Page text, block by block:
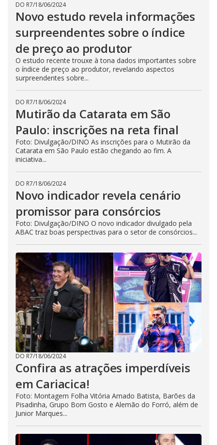
DO R7/18/06/2024
Novo estudo revela informações
surpreendentes sobre o índice
de preço ao produtor
O estudo recente trouxe à tona dados importantes sobre
o índice de preço ao produtor, revelando aspectos
surpreendentes sobre...
DO R7/18/06/2024
Mutirão da Catarata em São
Paulo: inscrições na reta final
Foto: Divulgação/DINO As inscrições para o Mutirão da
Catarata em São Paulo estão chegando ao fim. A
iniciativa...
DO R7/18/06/2024
Novo indicador revela cenário
promissor para consórcios
Foto: Divulgação/DINO O novo indicador divulgado pela
ABAC traz boas perspectivas para o setor de consórcios...
DO R7/18/06/2024
Confira as atrações imperdíveis
em Cariacica!
Foto: Montagem Folha Vitória Amado Batista, Barões da
Pisadinha, Grupo Bom Gosto e Alemão do Forró, além de
Junior Marques...